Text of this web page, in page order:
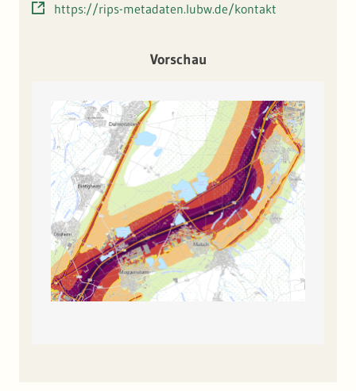
https://rips-metadaten.lubw.de/kontakt
Vorschau